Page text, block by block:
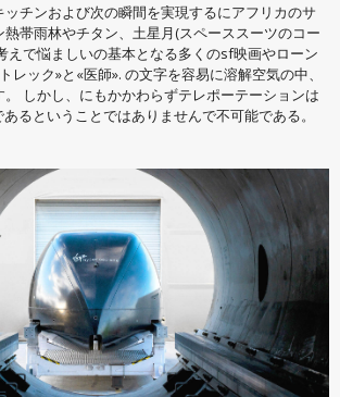
チンおよび次の瞬間を実現するにアフリカのサ
帯雨林やチタン、土星月(スペーススーツのコー
えで悩ましいの基本となる多くのsf映画やローン
レック»と«医師». の文字を容易に溶解空気の中、
しかし、にもかかわらずテレポーテーションは
るということではありませんで不可能である。